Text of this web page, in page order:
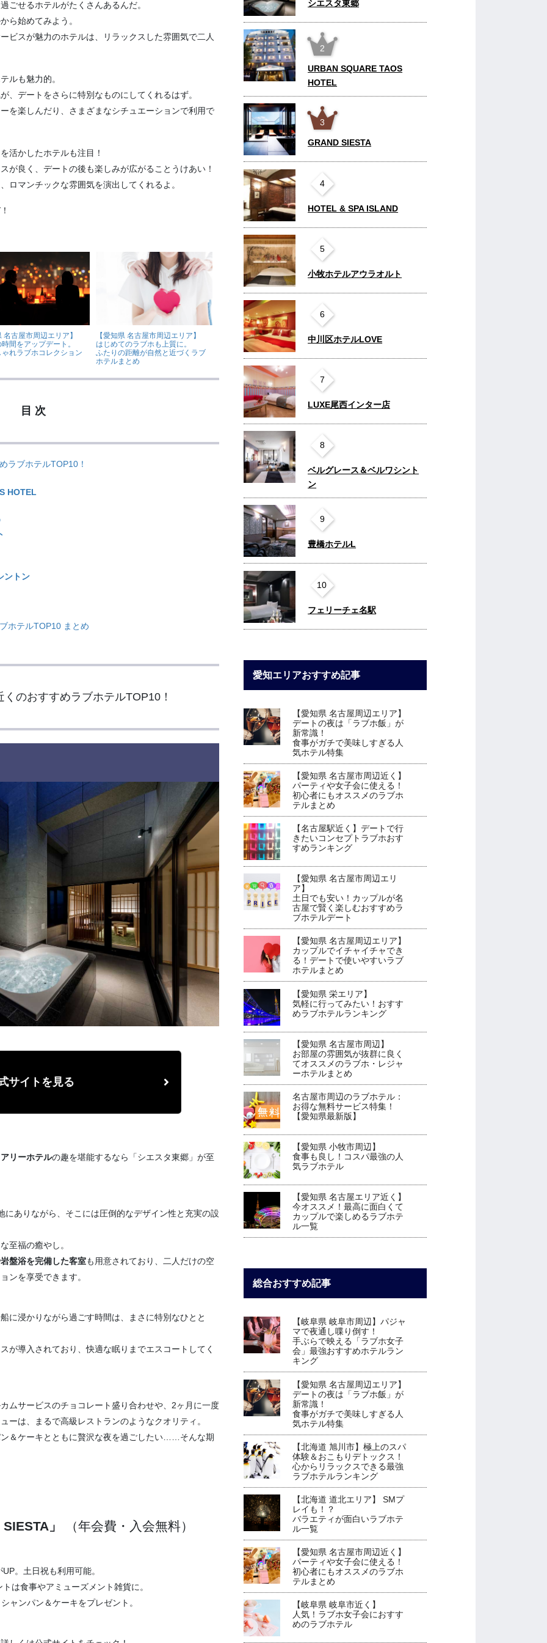
ごせるホテルがたくさんあるんだ。
ら始めてみよう。
ビスが魅力のホテルは、リラックスした雰囲気で二人
ルも魅力的。
、デートをさらに特別なものにしてくれるはず。
を楽しんだり、さまざまなシチュエーションで利用で
活かしたホテルも注目！
が良く、デートの後も楽しみが広がることうけあい！
ロマンチックな雰囲気を演出してくれるよ。
名古屋市周辺エリア】
間をアップデート。
れラブホコレクション
【愛知県 名古屋市周辺エリア】
はじめてのラブホも上質に。
ふたりの距離が自然と近づくラブ
ホテルまとめ
目 次
ラブホテルTOP10！
HOTEL
ントン
ホテルTOP10 まとめ
くのおすすめラブホテルTOP10！
サイトを見る
リーホテルの趣を堪能するなら「シエスタ東郷」が至
ありながら、そこには圧倒的なデザイン性と充実の設
至福の癒やし。
盤浴を完備した客室も用意されており、二人だけの空
ンを享受できます。
に浸かりながら過ごす時間は、まさに特別なひとと
が導入されており、快適な眠りまでエスコートしてく
ムサービスのチョコレート盛り合わせや、2ヶ月に一度
ーは、まるで高級レストランのようなクオリティ。
＆ケーキとともに贅沢な夜を過ごしたい……そんな期
」 （年会費・入会無料）
。土日祝も利用可能。
は食事やアミューズメント雑貨に。
ャンパン＆ケーキをプレゼント。
シエスタ東郷
2
URBAN SQUARE TAOS
HOTEL
3
GRAND SIESTA
4
HOTEL & SPA ISLAND
5
小牧ホテルアウラオルト
6
中川区ホテルLOVE
7
LUXE尾西インター店
8
ベルグレース＆ベルワシント
ン
9
豊橋ホテルL
10
フェリーチェ名駅
愛知エリアおすすめ記事
【愛知県 名古屋周辺エリア】
デートの夜は「ラブホ飯」が
新常識！
食事がガチで美味しすぎる人
気ホテル特集
【愛知県 名古屋市周辺近く】
パーティや女子会に使える！
初心者にもオススメのラブホ
テルまとめ
【名古屋駅近く】デートで行
きたいコンセプトラブホおす
すめランキング
【愛知県 名古屋市周辺エリ
ア】
土日でも安い！カップルが名
古屋で賢く楽しむおすすめラ
ブホテルデート
【愛知県 名古屋周辺エリア】
カップルでイチャイチャでき
る！デートで使いやすいラブ
ホテルまとめ
【愛知県 栄エリア】
気軽に行ってみたい！おすす
めラブホテルランキング
【愛知県 名古屋市周辺】
お部屋の雰囲気が抜群に良く
てオススメのラブホ・レジャ
ーホテルまとめ
名古屋市周辺のラブホテル：
お得な無料サービス特集！
【愛知県最新版】
【愛知県 小牧市周辺】
食事も良し！コスパ最強の人
気ラブホテル
【愛知県 名古屋エリア近く】
今オススメ！最高に面白くて
カップルで楽しめるラブホテ
ル一覧
総合おすすめ記事
【岐阜県 岐阜市周辺】パジャ
マで夜通し喋り倒す！
手ぶらで映える「ラブホ女子
会」最強おすすめホテルラン
キング
【愛知県 名古屋周辺エリア】
デートの夜は「ラブホ飯」が
新常識！
食事がガチで美味しすぎる人
気ホテル特集
【北海道 旭川市】極上のスパ
体験＆おこもりデトックス！
心からリラックスできる最強
ラブホテルランキング
【北海道 道北エリア】 SMプ
レイも！？
バラエティが面白いラブホテ
ル一覧
【愛知県 名古屋市周辺近く】
パーティや女子会に使える！
初心者にもオススメのラブホ
テルまとめ
【岐阜県 岐阜市近く】
人気！ラブホ女子会におすす
めのラブホテル